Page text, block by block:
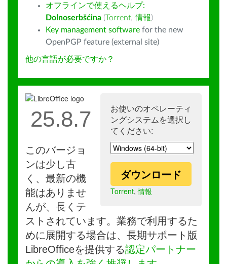
オフラインで使えるヘルプ:
Dolnoserbšćina (Torrent,情報)
Key management software for the new
OpenPGP feature (external site)
他の言語が必要ですか？
お使いのオペレーティ
ングシステムを選択し
てください:
ダウンロード
Torrent,情報
25.8.7
このバージョ
ンは少し古
く、最新の機
能はありませ
んが、長くテ
ストされています。業務で利用するた
めに展開する場合は、長期サポート版
LibreOfficeを提供する認定パートナー